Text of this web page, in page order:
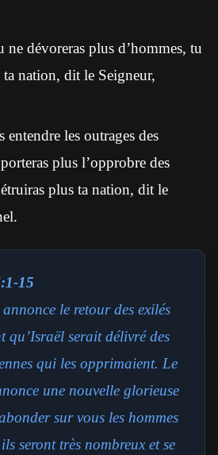
ne dévoreras plus d’hommes, tu
nation, dit le Seigneur,
entendre les outrages des
plus l’opprobre des
plus ta nation, dit le
15
annonce le retour des exilés
qu’Israël serait délivré des
qui les opprimaient. Le
une nouvelle glorieuse
sur vous les hommes
seront très nombreux et se